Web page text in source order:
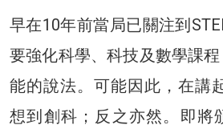
早在10年前當局已關注到
要強化科學、科技及數學課
能的說法。可能因此，在講
想到創科；反之亦然。即將